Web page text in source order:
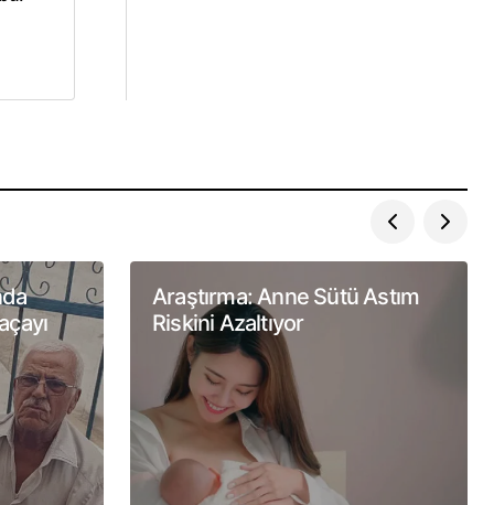
Araştırma: Anne Sütü Astım
Riskini Azaltıyor